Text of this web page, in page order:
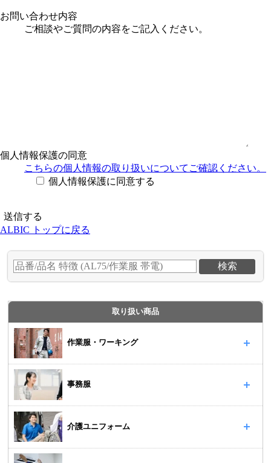
お問い合わせ内容
ご相談やご質問の内容をご記入ください。
個人情報保護の同意
こちらの個人情報の取り扱いについてご確認ください。
個人情報保護に同意する
ALBIC トップに戻る
取り扱い商品
作業服・ワーキング
事務服
介護ユニフォーム